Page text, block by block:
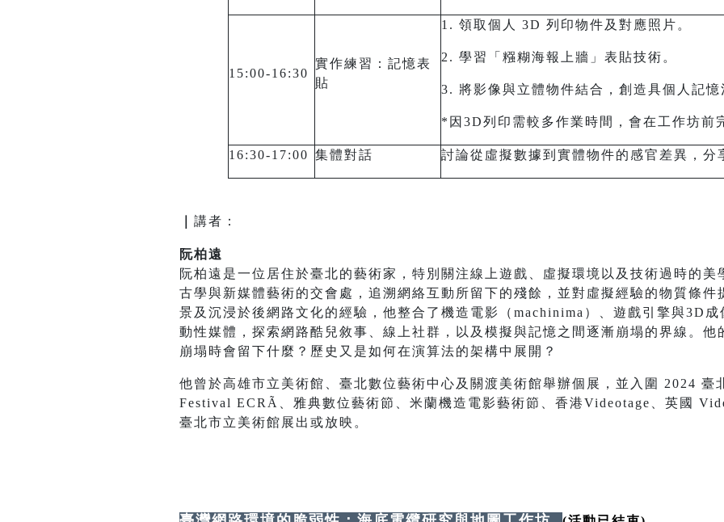
15:00-16:30
實作練習：記憶表
貼
1. 領取個人 3D 列印物件及對應照片。
2. 學習「糨糊海報上牆」表貼技術。
3. 將影像與立體物件結合，創造具個人記
*因3D列印需較多作業時間，會在工作坊前
16:30-17:00 集體對話 討論從虛擬數據到實體物件的感官差異，
講者：
阮柏遠
阮柏遠是一位居住於臺北的藝術家，特別關注線上遊戲、虛擬環境以及技術過時的
古學與新媒體藝術的交會處，追溯網絡互動所留下的殘餘，並對虛擬經驗的物質條
景及沉浸於後網路文化的經驗，他整合了機造電影（machinima）、遊戲引擎與3D
動性媒體，探索網路酷兒敘事、線上社群，以及模擬與記憶之間逐漸崩塌的界線。
崩塌時會留下什麼？歷史又是如何在演算法的架構中展開？
他曾於高雄市立美術館、臺北數位藝術中心及關渡美術館舉辦個展，並入圍 2024 臺
Festival ECRÃ、雅典數位藝術節、米蘭機造電影藝術節、香港Videotage、英國
臺北市立美術館展出或放映。